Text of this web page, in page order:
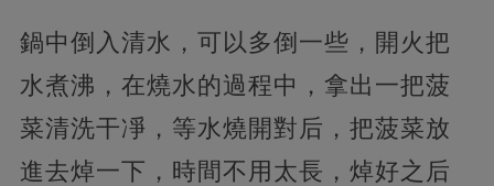
鍋中倒入清水，可以多倒一些，開火把
水煮沸，在燒水的過程中，拿出一把菠
菜清洗干凈，等水燒開對后，把菠菜放
進去焯一下，時間不用太長，焯好之后